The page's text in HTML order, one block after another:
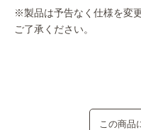
※製品は予告なく仕様を変
ご了承ください。
この商品